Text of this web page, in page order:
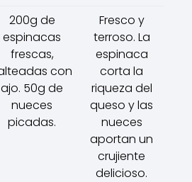
200g de
espinacas
frescas,
con
ajo. 50g de
nueces
picadas.
Fresco y
terroso. La
espinaca
corta la
riqueza del
queso y las
nueces
aportan un
crujiente
delicioso.